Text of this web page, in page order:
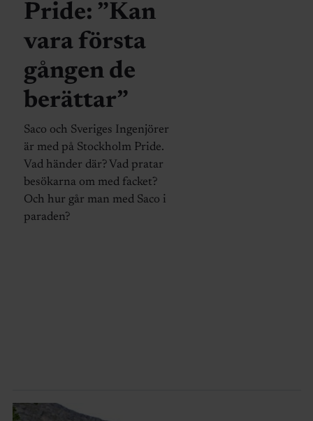
Pride: ”Kan
vara första
gången de
berättar”
Saco och Sveriges Ingenjörer
är med på Stockholm Pride.
Vad händer där? Vad pratar
besökarna om med facket?
Och hur går man med Saco i
paraden?